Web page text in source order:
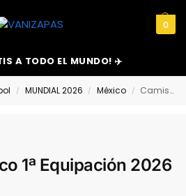
0
A TODO EL MUNDO! ✈️
/ MUNDIAL 2026 / México / Camiseta México 1ª Equipación 2026
1ª Equipación 2026